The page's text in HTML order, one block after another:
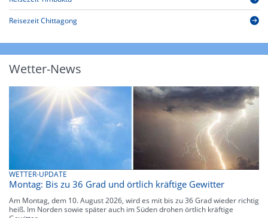
Reisezeit Chittagong
Wetter-News
WETTER-UPDATE
Montag: Bis zu 36 Grad und örtlich kräftige Gewitter
Am Montag, dem 10. August 2026, wird es mit bis zu 36 Grad wieder richtig
heiß. Im Norden sowie später auch im Süden drohen örtlich kräftige